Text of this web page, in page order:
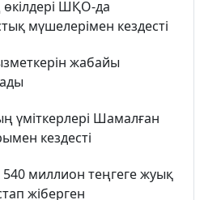
ШҚО-да
мүшелерімен кездесті
жабайы
үміткерлері Шамалған
кездесті
миллион теңгеге жуық
жіберген